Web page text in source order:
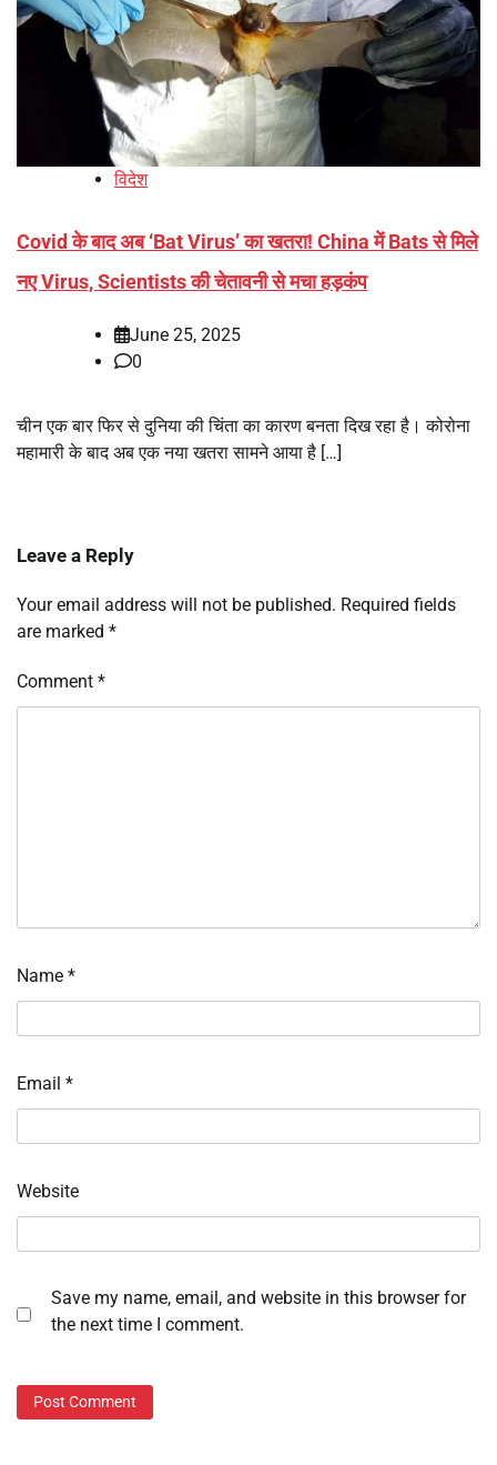
विदेश
Covid के बाद अब ‘Bat Virus’ का खतरा! China में Bats से मिले
नए Virus, Scientists की चेतावनी से मचा हड़कंप
June 25, 2025
0
चीन एक बार फिर से दुनिया की चिंता का कारण बनता दिख रहा है। कोरोना
महामारी के बाद अब एक नया खतरा सामने आया है […]
Leave a Reply
Your email address will not be published. Required fields
are marked *
Comment *
Name *
Email *
Website
Save my name, email, and website in this browser for
the next time I comment.